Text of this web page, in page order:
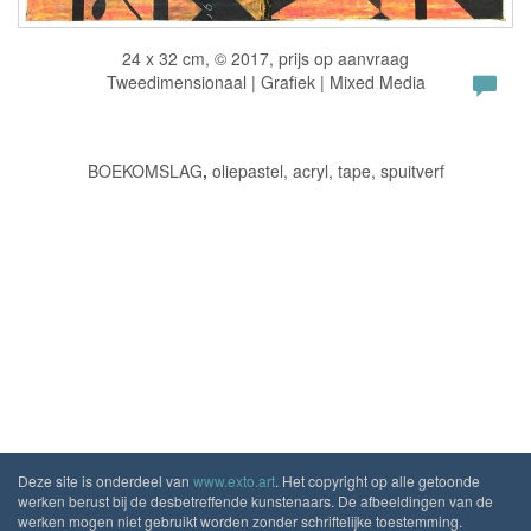
24 x 32 cm, © 2017, prijs op aanvraag
Tweedimensionaal | Grafiek | Mixed Media
BOEKOMSLAG, ​oliepastel, acryl, tape, spuitverf
Deze site is onderdeel van www.exto.art. Het copyright op alle getoonde
werken berust bij de desbetreffende kunstenaars. De afbeeldingen van de
werken mogen niet gebruikt worden zonder schriftelijke toestemming.